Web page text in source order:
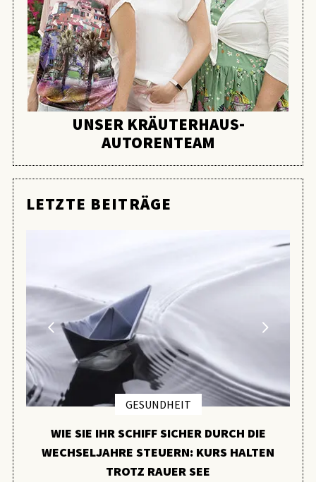
UNSER KRÄUTERHAUS-
AUTORENTEAM
LETZTE BEITRÄGE
GESUNDHEIT
WIE SIE IHR SCHIFF SICHER DURCH DIE
WECHSELJAHRE STEUERN: KURS HALTEN
TROTZ RAUER SEE